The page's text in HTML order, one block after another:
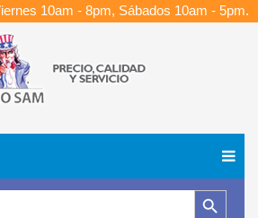
10am - 8pm, Sábados 10am - 5pm.
Botón de búsqueda